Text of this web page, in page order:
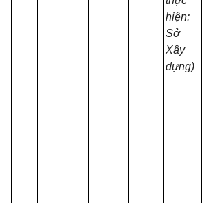
hiện:
Sở
Xây
dựng)